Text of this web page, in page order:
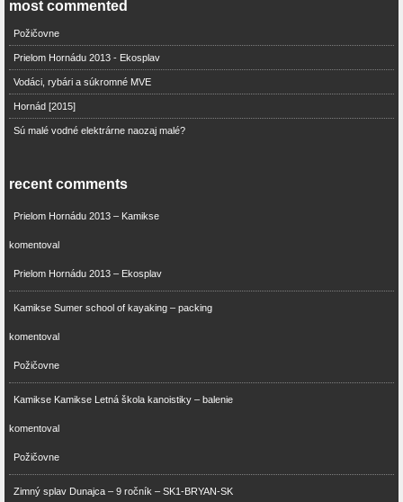
most commented
Požičovne
Prielom Hornádu 2013 - Ekosplav
Vodáci, rybári a súkromné MVE
Hornád [2015]
Sú malé vodné elektrárne naozaj malé?
recent comments
Prielom Hornádu 2013 – Kamikse
komentoval
Prielom Hornádu 2013 – Ekosplav
Kamikse Sumer school of kayaking – packing
komentoval
Požičovne
Kamikse Kamikse Letná škola kanoistiky – balenie
komentoval
Požičovne
Zimný splav Dunajca – 9 ročník – SK1-BRYAN-SK